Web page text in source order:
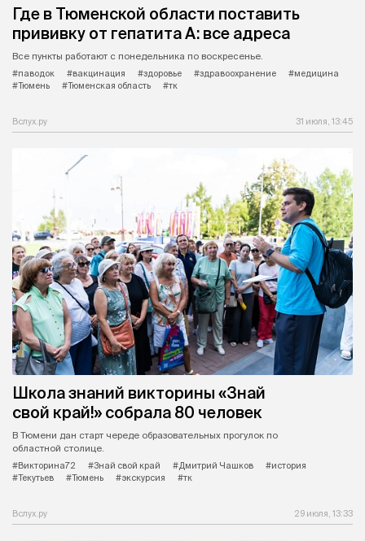
Где в Тюменской области поставить
прививку от гепатита А: все адреса
Все пункты работают с понедельника по воскресенье.
#паводок
#вакцинация #здоровье #здравоохранение
#медицина
#Тюмень
#Тюменская область #тк
Вслух.ру 31 июля, 13:45
Школа знаний викторины «Знай
свой край!» собрала 80 человек
В Тюмени дан старт череде образовательных прогулок по
областной столице.
#Викторина72
#Знай свой край #Дмитрий Чашков
#история
#Текутьев
#Тюмень #экскурсия #тк
Вслух.ру 29 июля, 13:33